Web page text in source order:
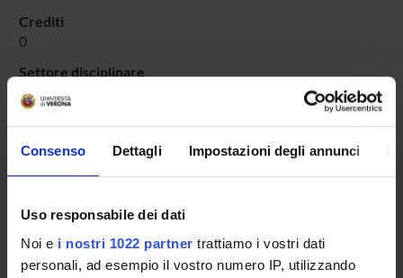
Consenso Dettagli Impostazioni degli annunci
Uso responsabile dei dati
Noi e i nostri 1022 partner trattiamo i vostri dati
personali, ad esempio il vostro numero IP, utilizzando
Crediti
0
Settore disciplinare
- - -
Come iscriversi e Requisiti di ammissione
Insegnamenti